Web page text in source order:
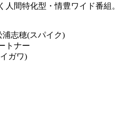
人間特化型・情豊ワイド番組。
浦志穂(スパイク)
トナー
ガワ)